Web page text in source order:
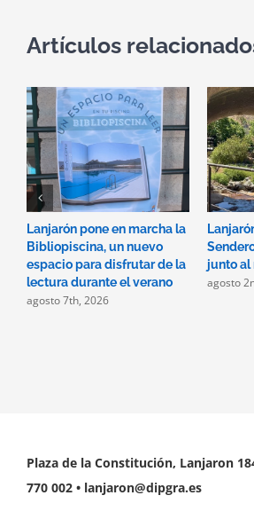
Artículos
Lanjarón pone en marcha la
Bibliopiscina, un nuevo
espacio para disfrutar de la
lectura durante el verano
agosto 7th, 2026
junto al
agosto
Plaza de la Constitución, Lanjaron
770 002 • lanjaron@dipgra.es